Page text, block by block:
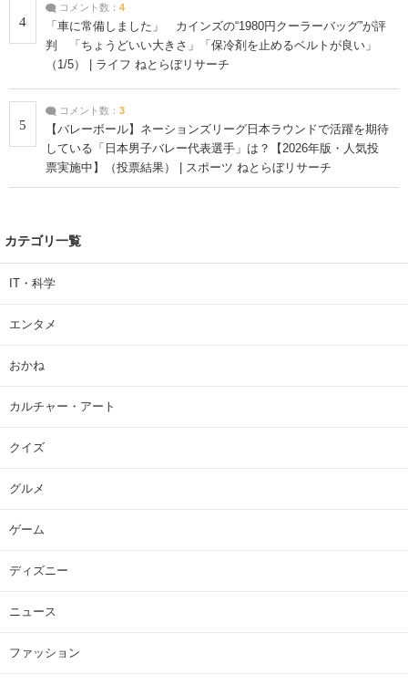
4
コメント数： 4
「車に常備しました」 カインズの“1980円クーラーバッグ”が評
判 「ちょうどいい大きさ」「保冷剤を止めるベルトが良い」
（1/5） | ライフ ねとらぼリサーチ
5
コメント数： 3
【バレーボール】ネーションズリーグ日本ラウンドで活躍を期待
している「日本男子バレー代表選手」は？【2026年版・人気投
票実施中】（投票結果） | スポーツ ねとらぼリサーチ
カテゴリ一覧
IT・科学
エンタメ
おかね
カルチャー・アート
クイズ
グルメ
ゲーム
ディズニー
ニュース
ファッション